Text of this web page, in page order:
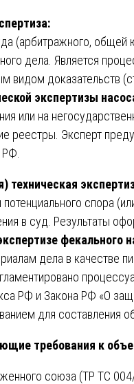
(арбитражного, общей
дела. Является
видом доказательств
экспертизы
или на
реестры. Эксперт
техническая
спора
в суд. Результаты
фекального
дела в качестве
РФ и Закона РФ «О
для составления
требования к
союза (ТР ТС